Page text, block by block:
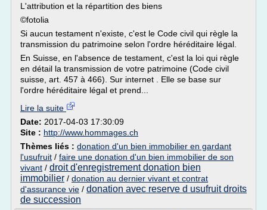
L'attribution et la répartition des biens
©fotolia
Si aucun testament n'existe, c'est le Code civil qui règle la
transmission du patrimoine selon l'ordre héréditaire légal.
En Suisse, en l'absence de testament, c'est la loi qui règle
en détail la transmission de votre patrimoine (Code civil
suisse, art. 457 à 466). Sur internet . Elle se base sur
l'ordre héréditaire légal et prend...
Lire la suite
Date: 2017-04-03 17:30:09
Site : http://www.hommages.ch
Thèmes liés : donation d'un bien immobilier en gardant
l'usufruit / faire une donation d'un bien immobilier de son
vivant / droit d'enregistrement donation bien
immobilier / donation au dernier vivant et contrat
d'assurance vie / donation avec reserve d usufruit droits
de succession